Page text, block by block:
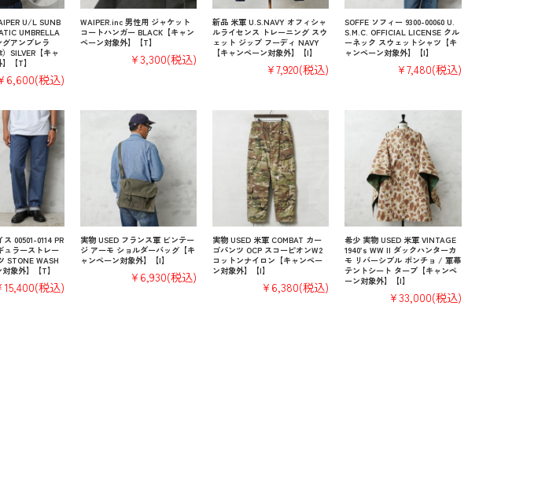
U/L SUNB
UMBRELLA
アンブレラ
）SILVER【キャ
【T】
(税込)
WAIPER.inc 男性用 ジャケット
コートハンガー BLACK【キャン
ペーン対象外】【T】
¥3,300(税込)
新品 米軍 U.S.NAVY オフィシャ
ルライセンス トレーニング スウ
ェット ジップ フーディ NAVY
【キャンペーン対象外】【I】
¥7,920(税込)
SOFFE ソフィー 9300-00060 U.
S.M.C. OFFICIAL LICENSE クル
ーネック スウェットシャツ【キ
ャンペーン対象外】【I】
¥7,480(税込)
00501-0114 PR
ュラーストレー
STONE WASH
象外】【T】
(税込)
実物 USED フランス軍 ビンテー
ジ アーモ ショルダーバッグ【キ
ャンペーン対象外】【I】
¥6,930(税込)
実物 USED 米軍 COMBAT カー
ゴパンツ OCP スコーピオンW2
コットンナイロン【キャンペー
ン対象外】【I】
¥6,380(税込)
希少 実物 USED 米軍 VINTAGE
1940’s WW II ダックハンターカ
モ リバーシブル ポンチョ / 軍幕
テントシート タープ【キャンペ
ーン対象外】【I】
¥33,000(税込)